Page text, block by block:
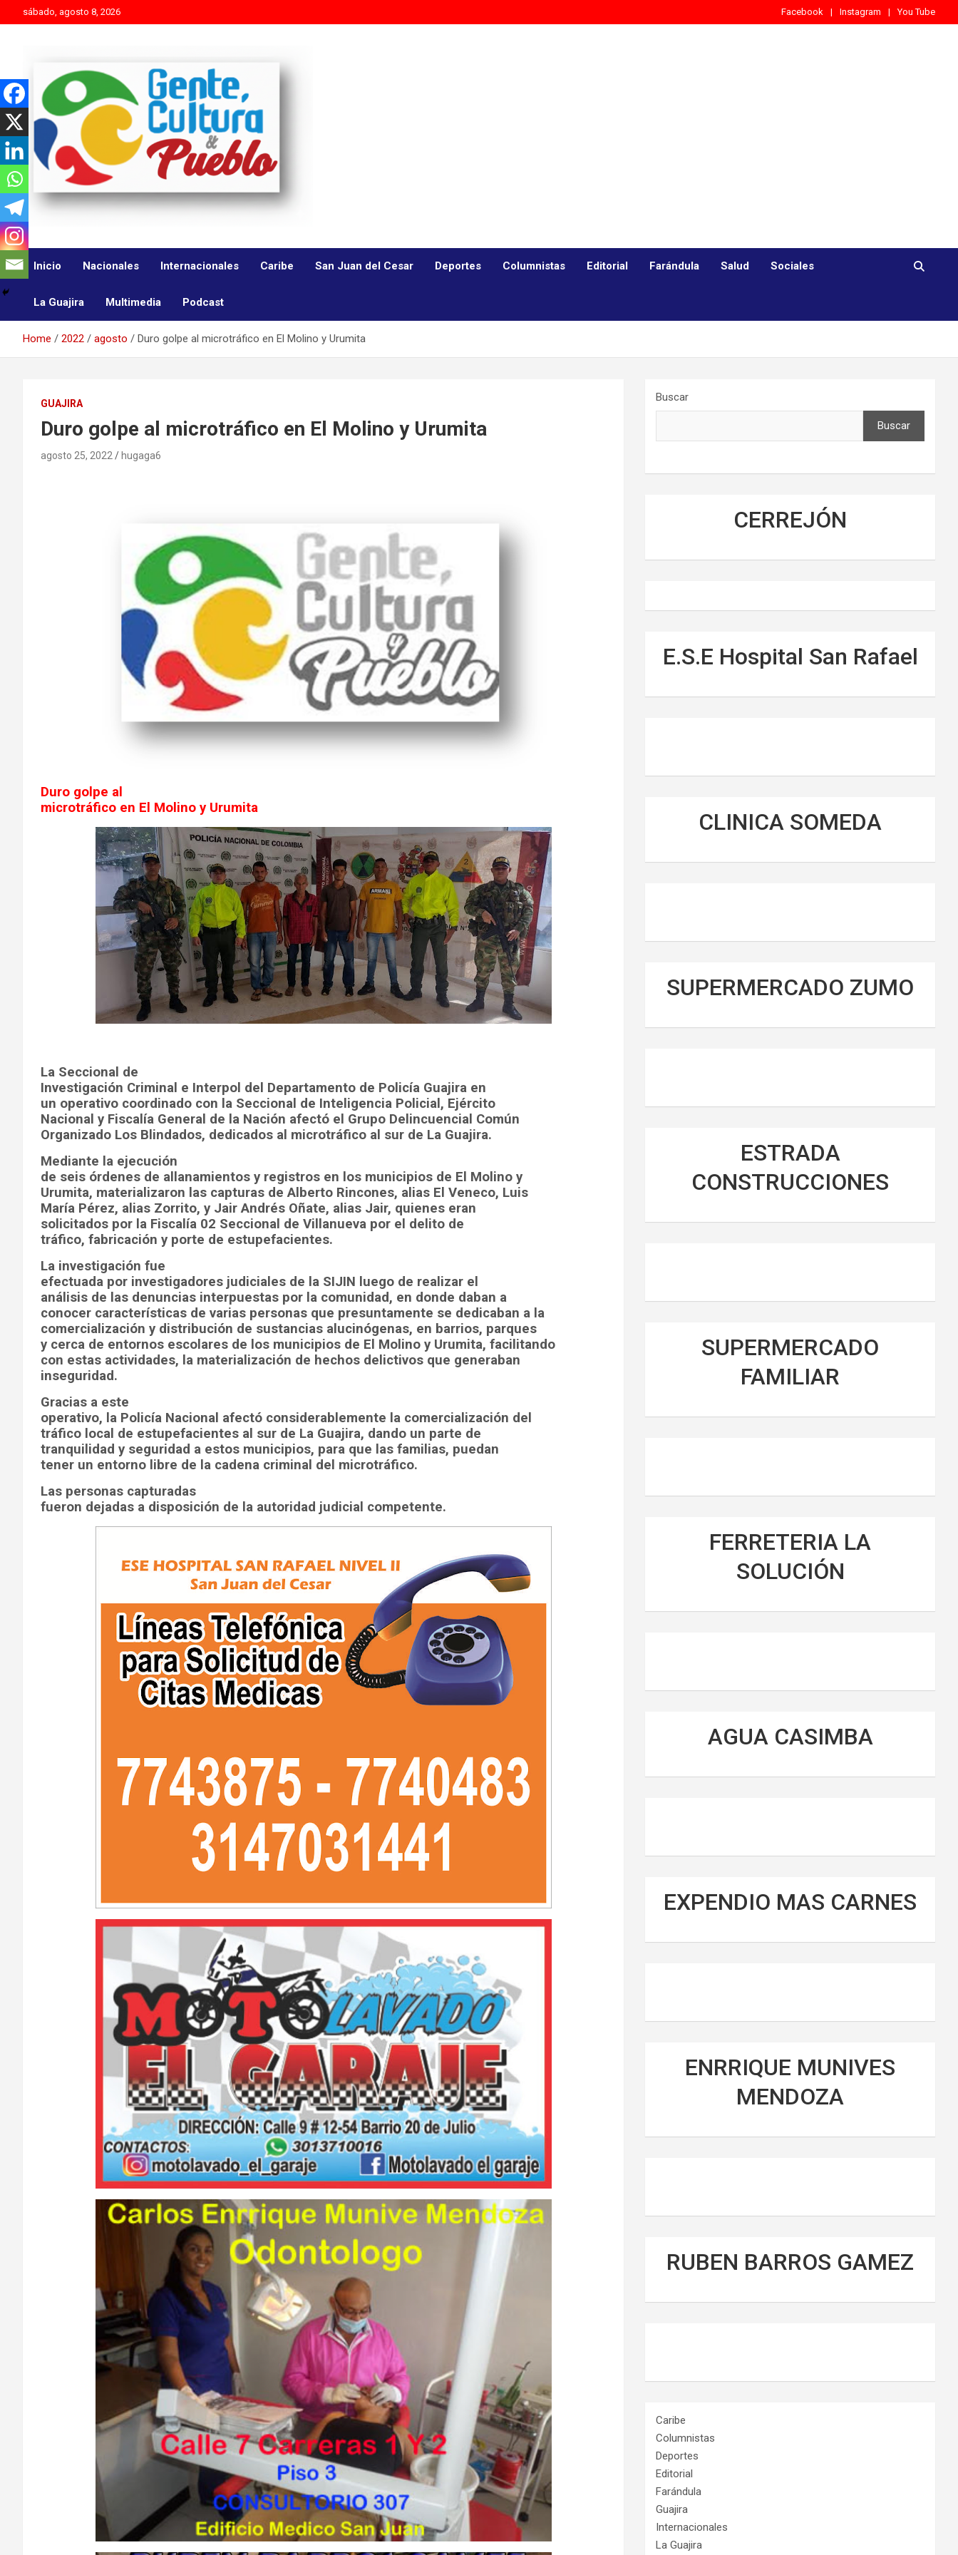
to
sábado, agosto 8, 2026 Facebook Instagram You Tube
Gente Cultura y Pueblo
Es mejor molestar con la verdad que agradar con adulaciones
Inicio Nacionales Internacionales Caribe San Juan del Cesar Deportes Columnistas Editorial Farándula Salud Sociales
La Guajira Multimedia Podcast
Home 2022 agosto Duro golpe al microtráfico en El Molino y Urumita
GUAJIRA
Duro golpe al microtráfico en El Molino y Urumita
agosto 25, 2022 hugaga6
Duro golpe al
microtráfico en El Molino y Urumita
La Seccional de
Investigación Criminal e Interpol del Departamento de Policía Guajira en
un operativo coordinado con la Seccional de Inteligencia Policial, Ejército
Nacional y Fiscalía General de la Nación afectó el Grupo Delincuencial Común
Organizado Los Blindados, dedicados al microtráfico al sur de La Guajira.
Mediante la ejecución
de seis órdenes de allanamientos y registros en los municipios de El Molino y
Urumita, materializaron las capturas de Alberto Rincones, alias El Veneco, Luis
María Pérez, alias Zorrito, y Jair Andrés Oñate, alias Jair, quienes eran
solicitados por la Fiscalía 02 Seccional de Villanueva por el delito de
tráfico, fabricación y porte de estupefacientes.
La investigación fue
efectuada por investigadores judiciales de la SIJIN luego de realizar el
análisis de las denuncias interpuestas por la comunidad, en donde daban a
conocer características de varias personas que presuntamente se dedicaban a la
comercialización y distribución de sustancias alucinógenas, en barrios, parques
y cerca de entornos escolares de los municipios de El Molino y Urumita, facilitando
con estas actividades, la materialización de hechos delictivos que generaban
inseguridad.
Gracias a este
operativo, la Policía Nacional afectó considerablemente la comercialización del
tráfico local de estupefacientes al sur de La Guajira, dando un parte de
tranquilidad y seguridad a estos municipios, para que las familias, puedan
tener un entorno libre de la cadena criminal del microtráfico.
Las personas capturadas
fueron dejadas a disposición de la autoridad judicial competente.
Buscar
Buscar
CERREJÓN
E.S.E Hospital San Rafael
CLINICA SOMEDA
SUPERMERCADO ZUMO
ESTRADA
CONSTRUCCIONES
SUPERMERCADO
FAMILIAR
FERRETERIA LA
SOLUCIÓN
AGUA CASIMBA
EXPENDIO MAS CARNES
ENRRIQUE MUNIVES
MENDOZA
RUBEN BARROS GAMEZ
Caribe
Columnistas
Deportes
Editorial
Farándula
Guajira
Internacionales
La Guajira